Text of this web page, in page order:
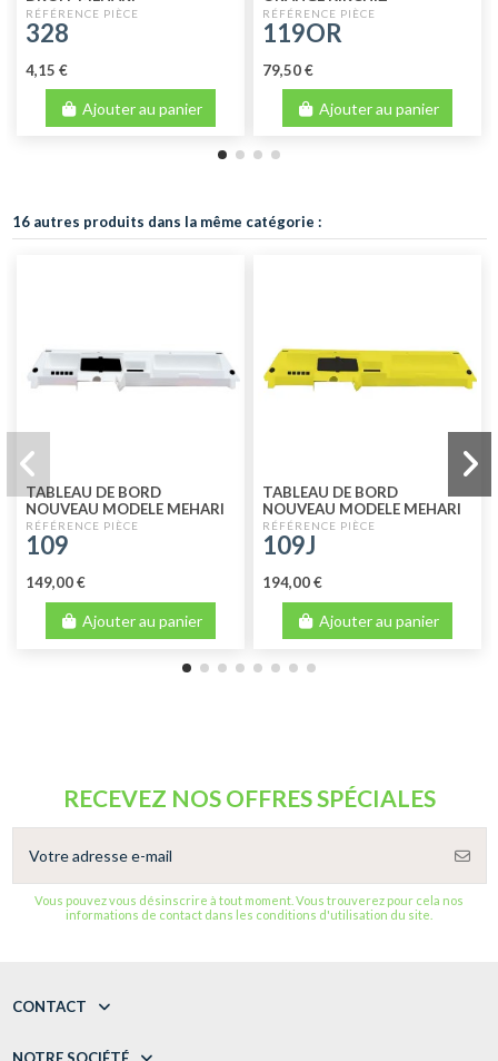
328
4,15 €
Ajouter au panier
119OR
79,50 €
Ajouter au panier
16 autres produits dans la même catégorie :
TABLEAU DE BORD
NOUVEAU MODELE MEHARI
BLANC
109
149,00 €
Ajouter au panier
TABLEAU DE BORD
NOUVEAU MODELE MEHARI
JAUNE ATACAMA
109J
194,00 €
Ajouter au panier
RECEVEZ NOS OFFRES SPÉCIALES
Vous pouvez vous désinscrire à tout moment. Vous trouverez pour cela nos
informations de contact dans les conditions d'utilisation du site.
CONTACT
NOTRE SOCIÉTÉ